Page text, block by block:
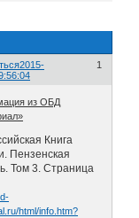
1
2015-
из ОБД
Книга
Пензенская
Том 3. Страница
html/info.htm?